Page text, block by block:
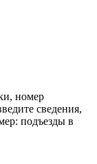
номер
сведения,
подъезды в